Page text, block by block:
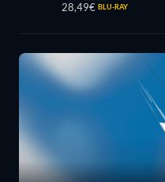
28,49€ BLU-RAY